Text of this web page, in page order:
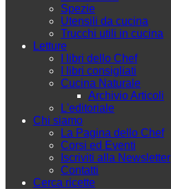
Spezie
Utensili da cucina
Trucchi utili in cucina
Letture
I libri dello Chef
I libri consigliati
Cucina Naturale
Archivio Articoli
L'editoriale
Chi siamo
La Pagina dello Chef
Corsi ed Eventi
Iscriviti alla Newsletter
Contatti
Cerca ricette